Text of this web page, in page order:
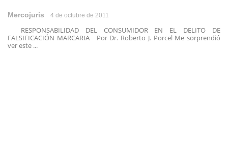
Mercojuris 4 de octubre de 2011
RESPONSABILIDAD DEL CONSUMIDOR EN EL DELITO DE
FALSIFICACIÓN MARCARIA Por Dr. Roberto J. Porcel Me sorprendió
ver este ...